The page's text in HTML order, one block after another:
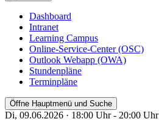
Dashboard
Intranet
Learning Campus
Online-Service-Center (OSC)
Outlook Webapp (OWA)
Stundenpläne
Terminpläne
Öffne Hauptmenü und Suche
Di, 09.06.2026 · 18:00 Uhr - 20:00